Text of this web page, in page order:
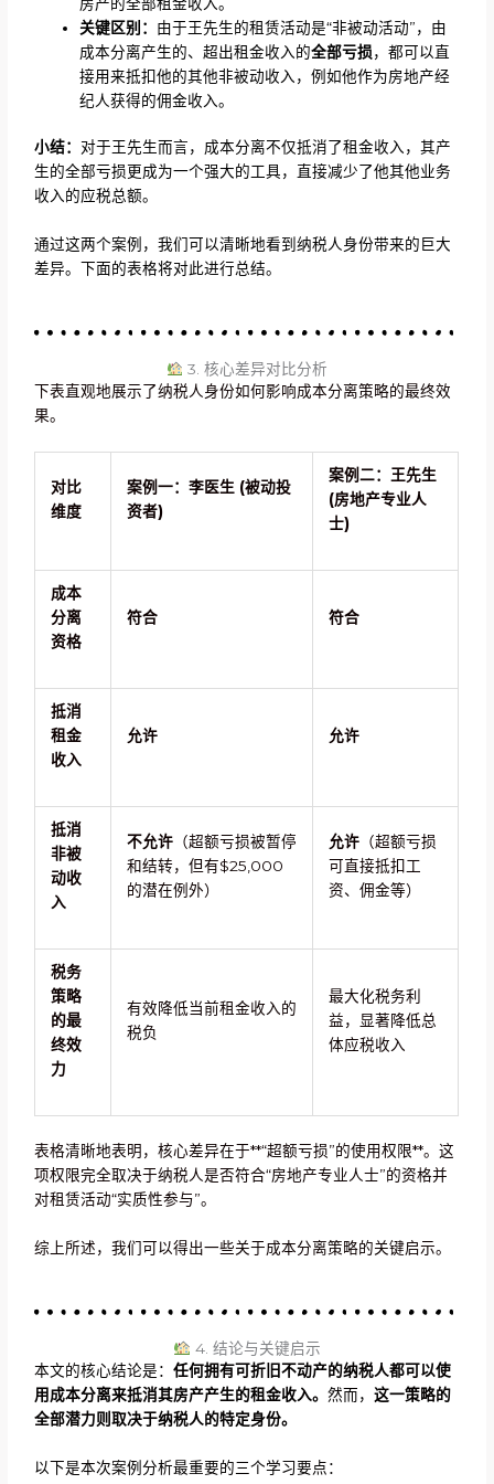
关键区别： 由于王先生的租赁活动是“非被动活动”，由
成本分离产生的、超出租金收入的全部亏损，都可以直
接用来抵扣他的其他非被动收入，例如他作为房地产经
纪人获得的佣金收入。
小结： 对于王先生而言，成本分离不仅抵消了租金收入，其产
生的全部亏损更成为一个强大的工具，直接减少了他其他业务
收入的应税总额。
通过这两个案例，我们可以清晰地看到纳税人身份带来的巨大
差异。下面的表格将对此进行总结。
3. 核心差异对比分析
下表直观地展示了纳税人身份如何影响成本分离策略的最终效
果。
对比
维度
案例一：李医生 (被动投
资者)
案例二：王先生
(房地产专业人
士)
成本
分离
资格
符合 符合
抵消
租金
收入
允许 允许
抵消
非被
动收
入
不允许（超额亏损被暂停
和结转，但有$25,000
的潜在例外）
允许（超额亏损
可直接抵扣工
资、佣金等）
税务
策略
的最
终效
力
有效降低当前租金收入的
税负
最大化税务利
益，显著降低总
体应税收入
表格清晰地表明，核心差异在于**“超额亏损”的使用权限**。这
项权限完全取决于纳税人是否符合“房地产专业人士”的资格并
对租赁活动“实质性参与”。
综上所述，我们可以得出一些关于成本分离策略的关键启示。
4. 结论与关键启示
本文的核心结论是：任何拥有可折旧不动产的纳税人都可以使
用成本分离来抵消其房产产生的租金收入。然而，这一策略的
全部潜力则取决于纳税人的特定身份。
以下是本次案例分析最重要的三个学习要点：